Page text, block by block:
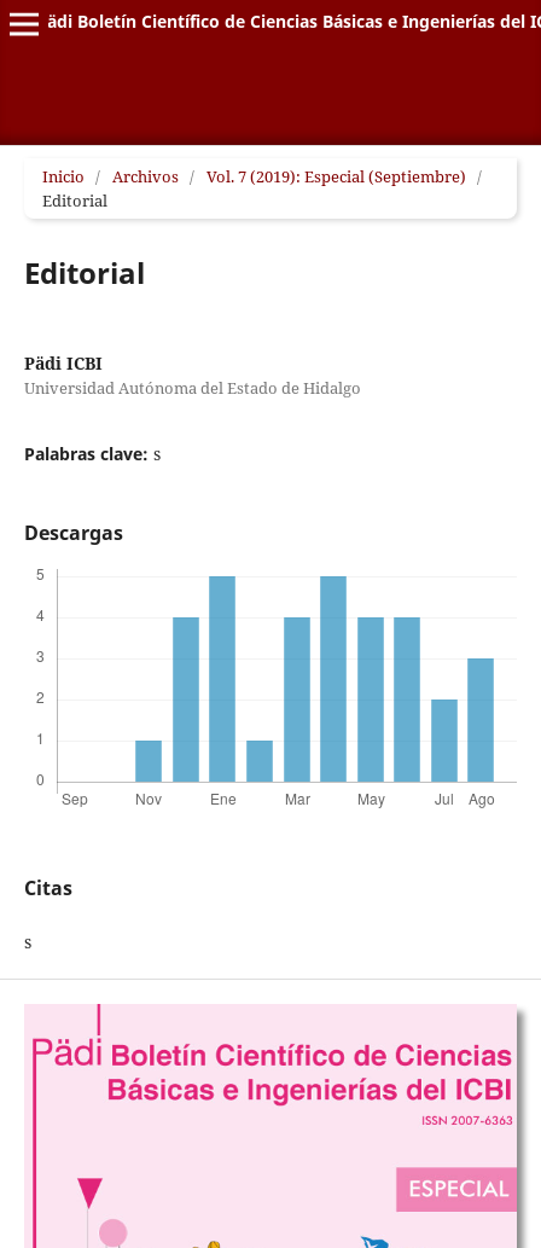
Pädi Boletín Científico de Ciencias Básicas e Ingenierías del
Inicio / Archivos / Vol. 7 (2019): Especial (Septiembre) /
Editorial
Editorial
Pädi ICBI
Universidad Autónoma del Estado de Hidalgo
Palabras clave: s
Descargas
Citas
s